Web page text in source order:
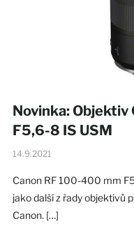
Novinka:
F5,6-8 IS USM
14.9.2021
Canon RF 100-400 mm
jako další z řady objektivů
Canon. […]